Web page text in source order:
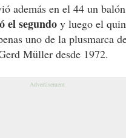
además en el 44 un
el segundo y luego el
uno de la plusmarca
Müller desde 1972.